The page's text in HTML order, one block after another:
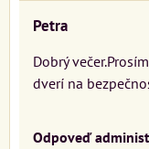
Petra
Dobrý
dverí na
Odpoveď